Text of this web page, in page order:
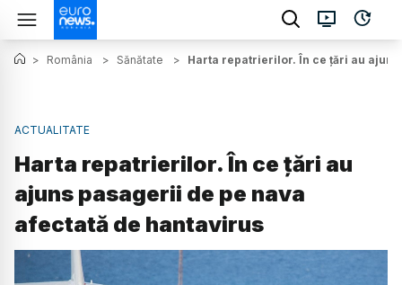
> România > Sănătate > Harta repatrierilor. În ce țări au
ACTUALITATE
Harta repatrierilor. În ce țări au
ajuns pasagerii de pe nava
afectată de hantavirus